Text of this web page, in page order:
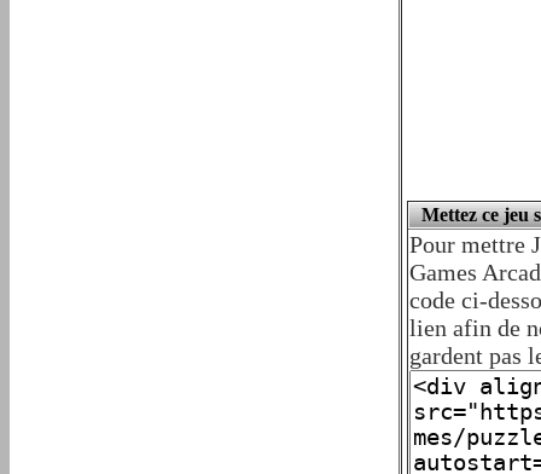
Mettez ce jeu
Pour mettre
Games
code ci-
lien afin de
gardent pas